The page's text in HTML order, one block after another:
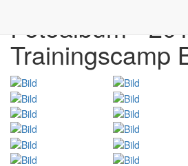
Fotoalbum -
Trainingscamp